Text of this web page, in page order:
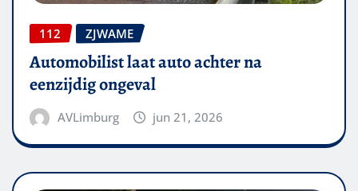
112 ZJWAME
Automobilist laat auto achter na
eenzijdig ongeval
AVLimburg jun 21, 2026